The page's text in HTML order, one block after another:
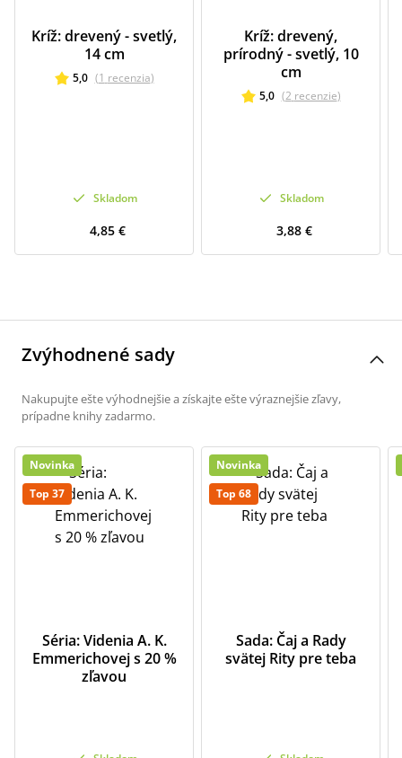
Kríž: drevený - svetlý,
14 cm
5,0 (1 recenzia)
Skladom
4,85 €
Kríž: drevený,
prírodný - svetlý, 10
cm
5,0 (2 recenzie)
Skladom
3,88 €
Zvýhodnené sady
Nakupujte ešte výhodnejšie a získajte ešte výraznejšie zľavy,
prípadne knihy zadarmo.
Novinka
Top 37
Séria: Videnia A. K.
Emmerichovej s 20 %
zľavou
Novinka
Top 68
Sada: Čaj a Rady
svätej Rity pre teba